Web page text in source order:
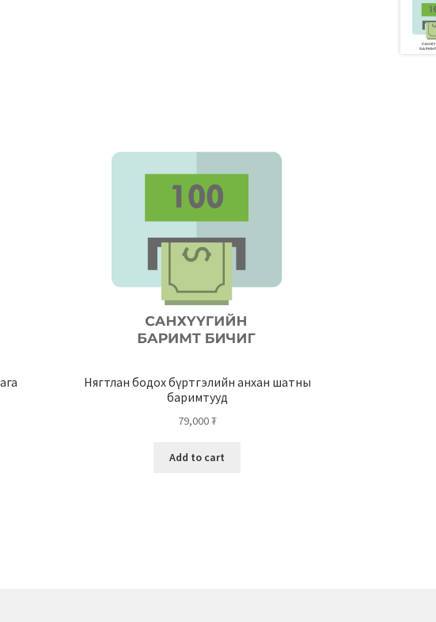
Нягтлан бодох бүртгэлийн анхан шатны
баримтууд
79,000₮
Add to cart